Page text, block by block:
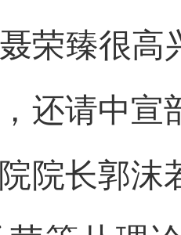
荣臻很高
还请中宣
院长郭